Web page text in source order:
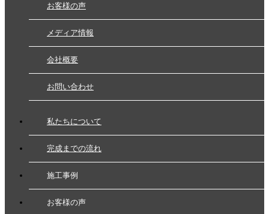
お客様の声
メディア情報
会社概要
お問い合わせ
私たちについて
完成までの流れ
施工事例
お客様の声